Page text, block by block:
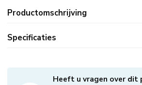
Productomschrijving
Specificaties
Heeft u vragen over dit